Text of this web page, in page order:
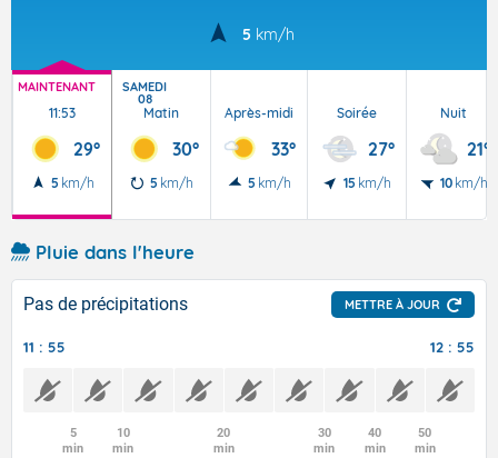
5 km/h
MAINTENANT
11:53
29°
5 km/h
SAMEDI
08
Matin
30°
5 km/h
Après-midi
33°
5 km/h
Soirée
27°
15 km/h
Nuit
21°
10 km/h
Pluie dans l'heure
Pas de précipitations METTRE À JOUR
11 : 55 12 : 55
5
min
10
min
20
min
30
min
40
min
50
min